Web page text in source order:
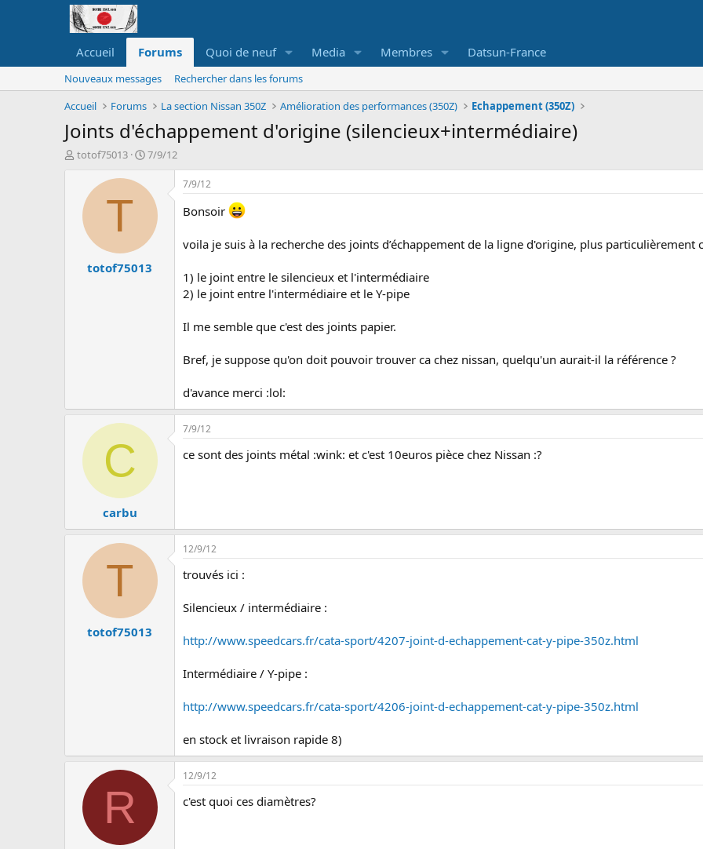
Accueil Forums Quoi de neuf Media Membres Datsun-France
Nouveaux messages
Rechercher dans les forums
Accueil
Forums La section Nissan 350Z Amélioration des performances (350Z) Echappement (350Z)
Joints d'échappement d'origine (silencieux+intermédiaire)
A
o
totof75013
D
e
d
b
7/9/12
T
totof75013
7/9/12
Bonsoir
voila je suis à la recherche des joints d’échappement de la ligne d'origine, plus particulièrement
1) le joint entre le silencieux et l'intermédiaire
2) le joint entre l'intermédiaire et le Y-pipe
Il me semble que c'est des joints papier.
Bref, je suppose qu'on doit pouvoir trouver ca chez nissan, quelqu'un aurait-il la référence ?
d'avance merci :lol:
C
carbu
7/9/12
ce sont des joints métal :wink: et c'est 10euros pièce chez Nissan :?
T
totof75013
12/9/12
trouvés ici :
Silencieux / intermédiaire :
http://www.speedcars.fr/cata-sport/4207-joint-d-echappement-cat-y-pipe-350z.html
Intermédiaire / Y-pipe :
http://www.speedcars.fr/cata-sport/4206-joint-d-echappement-cat-y-pipe-350z.html
en stock et livraison rapide 8)
R
12/9/12
c'est quoi ces diamètres?